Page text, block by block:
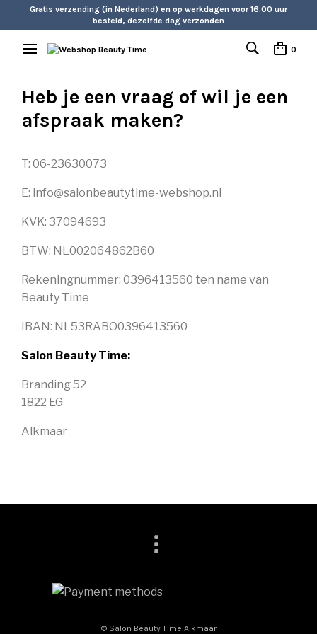
Gratis verzending (in Nederland) en op werkdagen voor 16.00 uur
besteld, dezelfde dag verzonden
0
Heb je een vraag of wil je een
afspraak maken?
T: 06-23630073
E: info@salonbeautytime-webshop.nl
KVK: 37094693
BTW: NL002064862B60
Rekeningnummer: 0396413560 ten name van
Beauty Time
IBAN: NL53RABO0396413560
Salon Beauty Time:
Branding 52
1822 EG
Alkmaar
© Salon Beauty Time Alkmaar